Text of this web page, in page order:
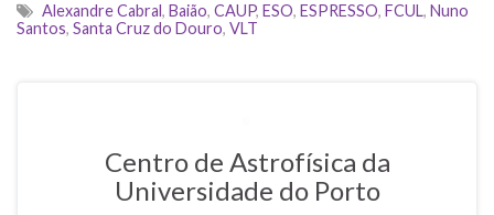
Alexandre Cabral, Baião, CAUP, ESO, ESPRESSO, FCUL, Nuno
Santos, Santa Cruz do Douro, VLT
Centro de Astrofísica da
Universidade do Porto